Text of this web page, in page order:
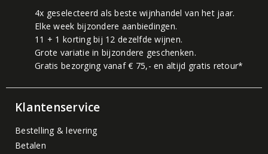
4x geselecteerd als beste wijnhandel van het jaar.
Elke week bijzondere aanbiedingen.
11 + 1 korting bij 12 dezelfde wijnen.
Grote variatie in bijzondere geschenken.
Gratis bezorging vanaf € 75,- en altijd gratis retour*
Klantenservice
Bestelling & levering
Betalen